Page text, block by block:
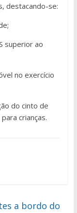
destacando-se:
superior ao
no exercício
do cinto de
crianças.
a bordo do